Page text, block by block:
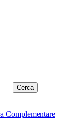
Complementare